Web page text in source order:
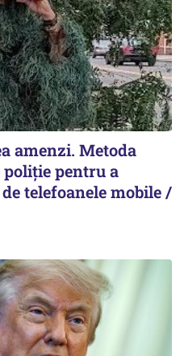
amenzi. Metoda
pentru a
telefoanele mobile /